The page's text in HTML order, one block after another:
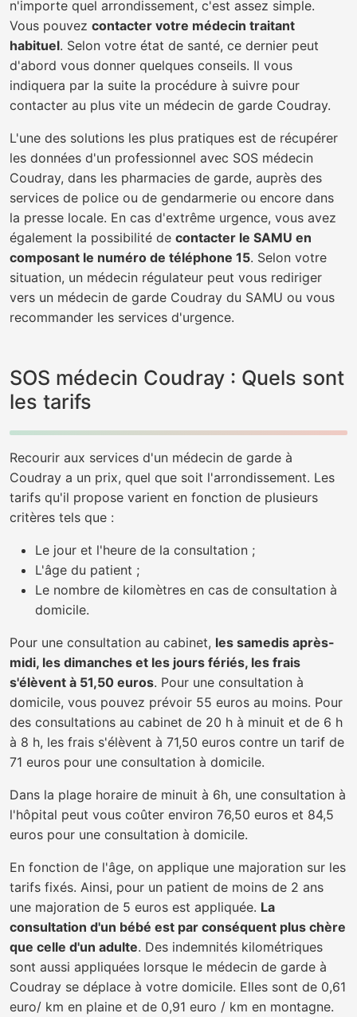
n'importe quel arrondissement, c'est assez simple.
Vous pouvez contacter votre médecin traitant
habituel. Selon votre état de santé, ce dernier peut
d'abord vous donner quelques conseils. Il vous
indiquera par la suite la procédure à suivre pour
contacter au plus vite un médecin de garde Coudray.
L'une des solutions les plus pratiques est de récupérer
les données d'un professionnel avec SOS médecin
Coudray, dans les pharmacies de garde, auprès des
services de police ou de gendarmerie ou encore dans
la presse locale. En cas d'extrême urgence, vous avez
également la possibilité de contacter le SAMU en
composant le numéro de téléphone 15. Selon votre
situation, un médecin régulateur peut vous rediriger
vers un médecin de garde Coudray du SAMU ou vous
recommander les services d'urgence.
SOS médecin Coudray : Quels sont
les tarifs
Recourir aux services d'un médecin de garde à
Coudray a un prix, quel que soit l'arrondissement. Les
tarifs qu'il propose varient en fonction de plusieurs
critères tels que :
Le jour et l'heure de la consultation ;
L'âge du patient ;
Le nombre de kilomètres en cas de consultation à
domicile.
Pour une consultation au cabinet, les samedis après-
midi, les dimanches et les jours fériés, les frais
s'élèvent à 51,50 euros. Pour une consultation à
domicile, vous pouvez prévoir 55 euros au moins. Pour
des consultations au cabinet de 20 h à minuit et de 6 h
à 8 h, les frais s'élèvent à 71,50 euros contre un tarif de
71 euros pour une consultation à domicile.
Dans la plage horaire de minuit à 6h, une consultation à
l'hôpital peut vous coûter environ 76,50 euros et 84,5
euros pour une consultation à domicile.
En fonction de l'âge, on applique une majoration sur les
tarifs fixés. Ainsi, pour un patient de moins de 2 ans
une majoration de 5 euros est appliquée. La
consultation d'un bébé est par conséquent plus chère
que celle d'un adulte. Des indemnités kilométriques
sont aussi appliquées lorsque le médecin de garde à
Coudray se déplace à votre domicile. Elles sont de 0,61
euro/ km en plaine et de 0,91 euro / km en montagne.